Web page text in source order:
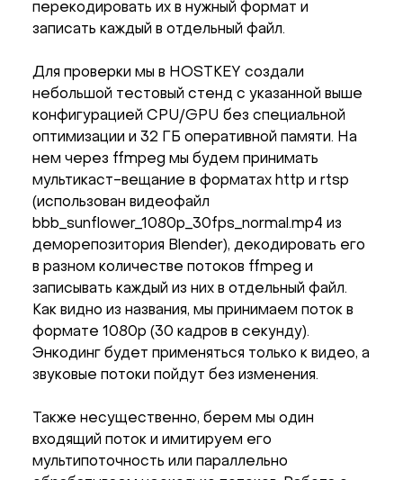
перекодировать их в нужный формат и
записать каждый в отдельный файл.
Для проверки мы в HOSTKEY создали
небольшой тестовый стенд с указанной выше
конфигурацией CPU/GPU без специальной
оптимизации и 32 ГБ оперативной памяти. На
нем через ffmpeg мы будем принимать
мультикаст-вещание в форматах http и rtsp
(использован видеофайл
bbb_sunflower_1080p_30fps_normal.mp4 из
деморепозитория Blender), декодировать его
в разном количестве потоков ffmpeg и
записывать каждый из них в отдельный файл.
Как видно из названия, мы принимаем поток в
формате 1080p (30 кадров в секунду).
Энкодинг будет применяться только к видео, а
звуковые потоки пойдут без изменения.
Также несущественно, берем мы один
входящий поток и имитируем его
мультипоточность или параллельно